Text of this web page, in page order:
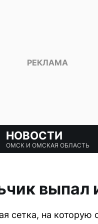
НОВОСТИ
ОМСК И ОМСКАЯ ОБЛАСТЬ
выпал
сетка, на которую